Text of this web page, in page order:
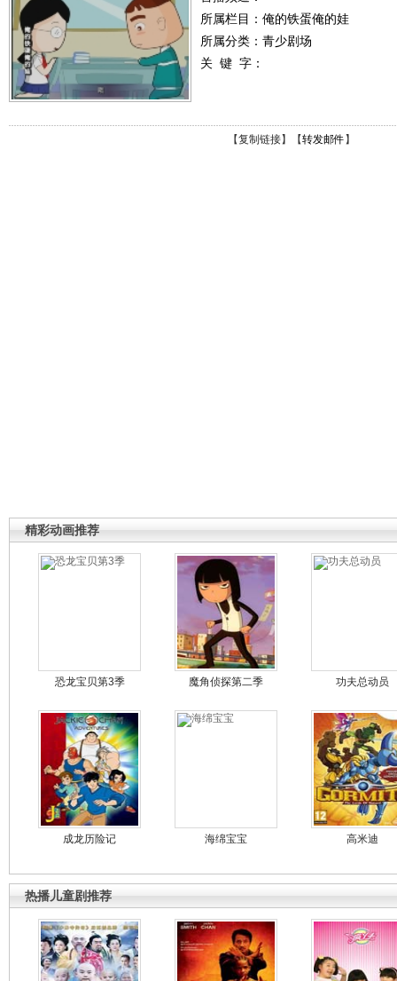
所属栏目： 俺的铁蛋俺的娃
所属分类：青少剧场
关 键 字：
【复制链接】【转发邮件 】
精彩动画推荐
恐龙宝贝第3季 魔角侦探第二季 功夫总动员
成龙历险记 海绵宝宝 高米迪
热播儿童剧推荐